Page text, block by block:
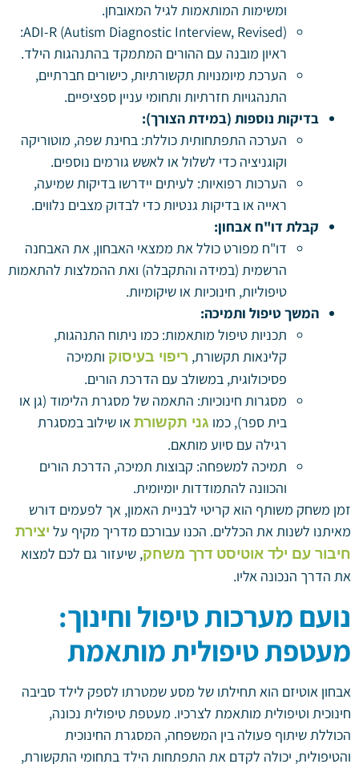
ומשימות המותאמות לגיל המאובחן.
ADI-R (Autism Diagnostic Interview, Revised):
ראיון מובנה עם ההורים המתמקד בהתנהגות הילד.
הערכת מיומנויות תקשורתיות, כישורים חברתיים,
התנהגויות חזרתיות ותחומי עניין ספציפיים.
בדיקות נוספות (במידת הצורך):
הערכה התפתחותית כוללת: בחינת שפה, מוטוריקה
וקוגניציה כדי לשלול או לאשש גורמים נוספים.
הערכות רפואיות: לעיתים יידרשו בדיקות שמיעה,
ראייה או בדיקות גנטיות כדי לבדוק מצבים נלווים.
קבלת דו"ח אבחון:
דו"ח מפורט כולל את ממצאי האבחון, את האבחנה
הרשמית (במידה והתקבלה) ואת ההמלצות להתאמות
טיפוליות, חינוכיות או שיקומיות.
המשך טיפול ותמיכה:
תכניות טיפול מותאמות: כמו ניתוח התנהגות,
קלינאות תקשורת, ריפוי בעיסוק ותמיכה
פסיכולוגית, במשולב עם הדרכת הורים.
מסגרות חינוכיות: התאמה של מסגרת הלימוד (גן או
בית ספר), כמו גני תקשורת או שילוב במסגרת
רגילה עם סיוע מותאם.
תמיכה למשפחה: קבוצות תמיכה, הדרכת הורים
והכוונה להתמודדות יומיומית.
זמן משחק משותף הוא קריטי לבניית האמון, אך לפעמים דורש
מאיתנו לשנות את הכללים. הכנו עבורכם מדריך מקיף על יצירת
חיבור עם ילד אוטיסט דרך משחק, שיעזור גם לכם למצוא
את הדרך הנכונה אליו.
נועם מערכות טיפול וחינוך:
מעטפת טיפולית מותאמת
אבחון אוטיזם הוא תחילתו של מסע שמטרתו לספק לילד סביבה
חינוכית וטיפולית מותאמת לצרכיו. מעטפת טיפולית נכונה,
הכוללת שיתוף פעולה בין המשפחה, המסגרת החינוכית
והטיפולית, יכולה לקדם את התפתחות הילד בתחומי התקשורת,